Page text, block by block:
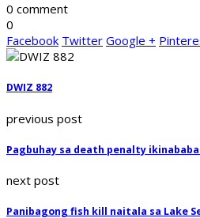
0 comment
0
Facebook Twitter Google +
DWIZ 882
previous post
Pagbuhay sa death penalty
next post
Panibagong fish kill naitala sa Lake